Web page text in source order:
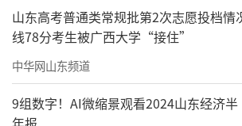
山东高考普通类常规批第2次志愿投档情
线78分考生被广西大学“接住”
中华网山东频道
9组数字！AI微缩景观看2024山东经济半